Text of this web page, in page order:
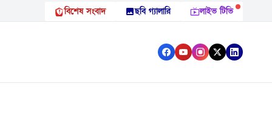
বিশেষ সংবাদ ছবি গ্যালারি লাইভ টিভি